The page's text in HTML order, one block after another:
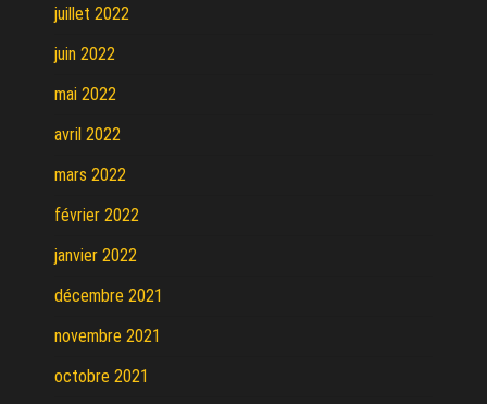
juillet 2022
juin 2022
mai 2022
avril 2022
mars 2022
février 2022
janvier 2022
décembre 2021
novembre 2021
octobre 2021